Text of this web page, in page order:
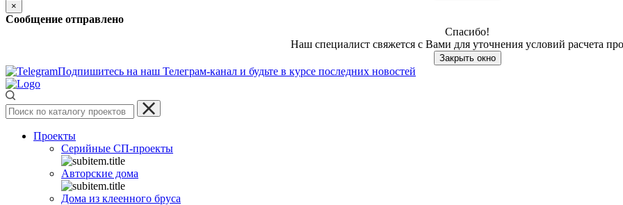
×
Сообщение отправлено
Спасибо!
Наш специалист свяжется с Вами для уточнения условий расчета
Закрыть окно
Подпишитесь на наш Телеграм-канал и будьте в курсе последних новостей
Проекты
Серийные СП-проекты
Авторские дома
Дома из клеенного бруса